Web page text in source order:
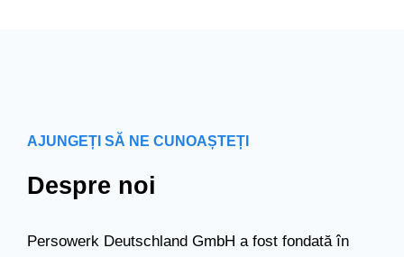
AJUNGEȚI SĂ NE CUNOAȘTEȚI
Despre noi
Persowerk Deutschland GmbH a fost fondată în